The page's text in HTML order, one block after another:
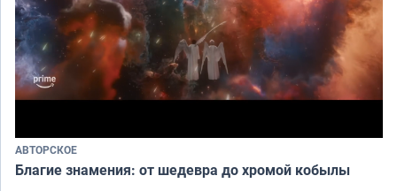
АВТОРСКОЕ
Благие знамения: от шедевра до хромой кобылы